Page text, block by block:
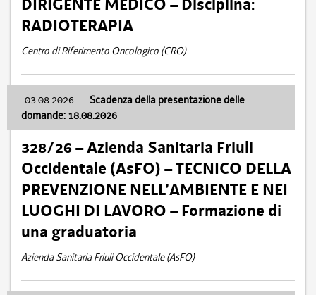
DIRIGENTE MEDICO – Disciplina:
RADIOTERAPIA
Centro di Riferimento Oncologico (CRO)
03.08.2026 - Scadenza della presentazione delle
domande: 18.08.2026
328/26 – Azienda Sanitaria Friuli
Occidentale (AsFO) – TECNICO DELLA
PREVENZIONE NELL’AMBIENTE E NEI
LUOGHI DI LAVORO – Formazione di
una graduatoria
Azienda Sanitaria Friuli Occidentale (AsFO)